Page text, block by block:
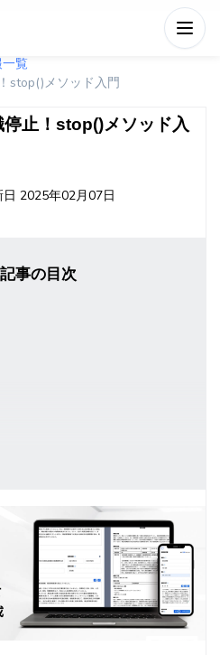
覧
stop()メソッド入門
止！stop()メソッド入
2025年02月07日
事の目次